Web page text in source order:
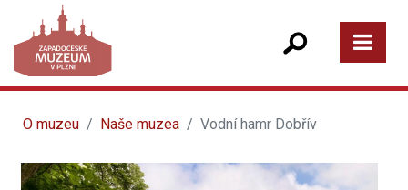
O muzeu Naše muzea Vodní hamr Dobřív